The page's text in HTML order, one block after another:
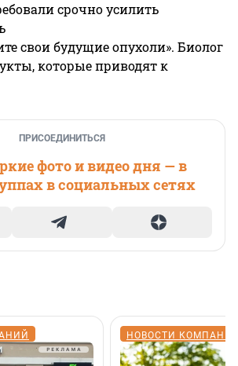
срочно усилить
свои будущие опухоли». Биолог
которые приводят к
ПРИСОЕДИНИТЬСЯ
фото и видео дня — в
в социальных сетях
НОВОСТИ